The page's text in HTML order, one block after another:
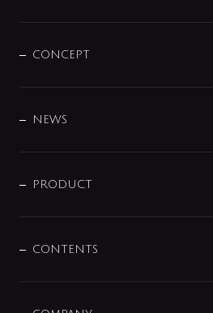
CONCEPT
DESIGN
NEWS
商品に関して
その他
PRODUCT
センサー・タッチ水栓
CONTENTS